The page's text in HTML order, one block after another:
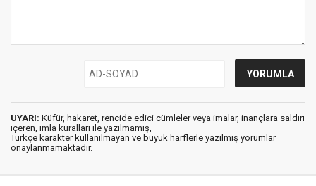
UYARI: Küfür, hakaret, rencide edici cümleler veya imalar, inançlara saldırı
içeren, imla kuralları ile yazılmamış,
Türkçe karakter kullanılmayan ve büyük harflerle yazılmış yorumlar
onaylanmamaktadır.